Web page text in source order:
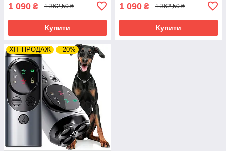
1 090 ₴ 1 362,50 ₴
Купити
1 090 ₴ 1 362,50 ₴
Купити
ХІТ ПРОДАЖ –20%